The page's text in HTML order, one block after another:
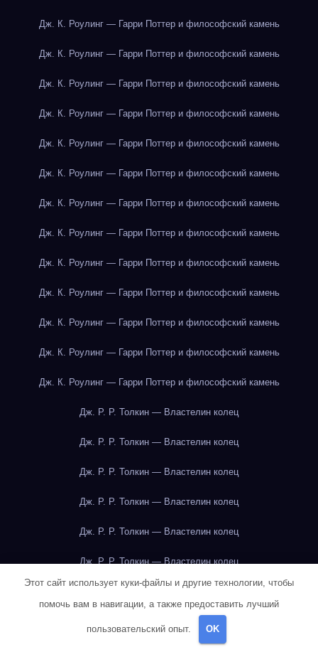
Дж. К. Роулинг — Гарри Поттер и философский камень
Дж. К. Роулинг — Гарри Поттер и философский камень
Дж. К. Роулинг — Гарри Поттер и философский камень
Дж. К. Роулинг — Гарри Поттер и философский камень
Дж. К. Роулинг — Гарри Поттер и философский камень
Дж. К. Роулинг — Гарри Поттер и философский камень
Дж. К. Роулинг — Гарри Поттер и философский камень
Дж. К. Роулинг — Гарри Поттер и философский камень
Дж. К. Роулинг — Гарри Поттер и философский камень
Дж. К. Роулинг — Гарри Поттер и философский камень
Дж. К. Роулинг — Гарри Поттер и философский камень
Дж. К. Роулинг — Гарри Поттер и философский камень
Дж. К. Роулинг — Гарри Поттер и философский камень
Дж. Р. Р. Толкин — Властелин колец
Дж. Р. Р. Толкин — Властелин колец
Дж. Р. Р. Толкин — Властелин колец
Дж. Р. Р. Толкин — Властелин колец
Дж. Р. Р. Толкин — Властелин колец
Дж. Р. Р. Толкин — Властелин колец
Дж. Р. Р. Толкин — Властелин колец
Дж. Р. Р. Толкин — Властелин колец
Этот сайт использует куки-файлы и другие технологии, чтобы
помочь вам в навигации, а также предоставить лучший
пользовательский опыт. OK